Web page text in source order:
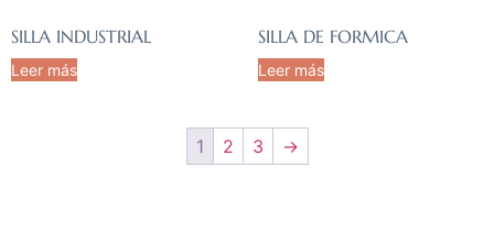
SILLA INDUSTRIAL
Leer más
SILLA DE FORMICA
Leer más
1 2 3 →